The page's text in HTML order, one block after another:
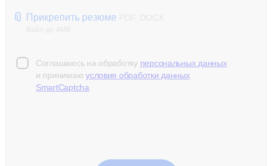
Прикрепить резюме
Соглашаюсь на обработку персональных данных
и принимаю условия обработки данных
SmartCaptcha